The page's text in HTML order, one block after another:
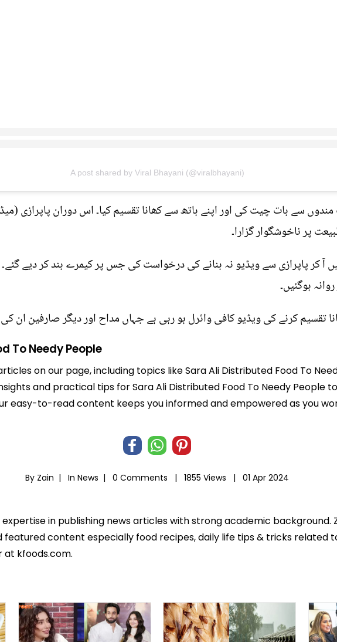
A post shared by Viral Bhayani (@viralbhayani)
سے بات چیت کی اور اپنے ہاتھ سے کھانا تقسیم کیا۔ اس دوران پاپرازی
پر ناخوشگوار گزارا۔
کر پاپرازی سے ویڈیو نہ بنانے کی درخواست کی جس پر کیمرے بند کر دیے گئے۔
ہوگئیں۔
تقسیم کرنے کی ویڈیو کافی وائرل ہو رہی ہے جہاں مداح اور دیگر صارفین ان کی
To Needy People
on our page, including topics like Sara Ali Distributed Food To
and practical tips for Sara Ali Distributed Food To Needy People
easy-to-read content keeps you informed and empowered as you
By Zain | In News | 0 Comments | 1855 Views | 01 Apr 2024
in publishing news articles with strong academic background.
content especially food recipes, daily life tips & tricks related
kfoods.com.